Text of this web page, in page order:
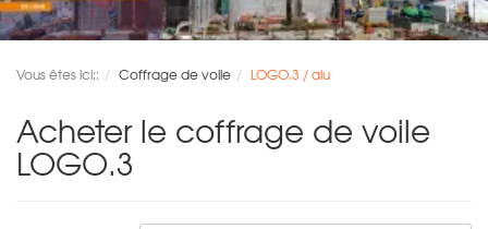
Vous êtes ici:: Coffrage de voile LOGO.3 / alu
Acheter le coffrage de voile
LOGO.3